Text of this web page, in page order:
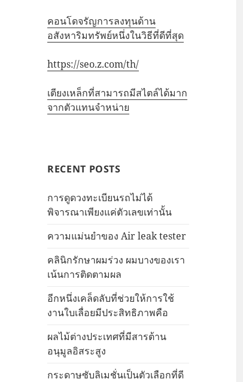
คอนโดจรัญการลงทุนด้าน
อสังหาริมทรัพย์หนึ่งในวิธีที่ดีที่สุด
https://seo.z.com/th/
เตียงเหล็กที่สามารถมีสไตล์ได้มาก
จากตัวแทนจำหน่าย
RECENT POSTS
การดูดวงทะเบียนรถไม่ได้
พิจารณาเพียงแค่ตัวเลขเท่านั้น
ความแม่นยำของ Air leak tester
คลินิกรักษาผมร่วง ผมบางของเรา
เน้นการติดตามผล
อีกหนึ่งเคล็ดลับที่ช่วยให้การใช้
งานใบเลื่อยมีประสิทธิภาพคือ
ผลไม้ต่างประเทศที่มีสารต้าน
อนุมูลอิสระสูง
กระดาษซับลิเมชั่นเป็นตัวเลือกที่ดี